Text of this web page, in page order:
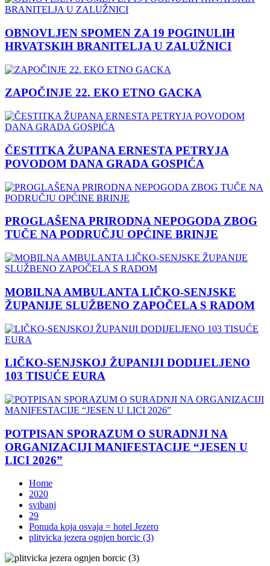
OBNOVLJEN SPOMEN ZA 19 POGINULIH
HRVATSKIH BRANITELJA U ZALUŽNICI
ZAPOČINJE 22. EKO ETNO GACKA
ČESTITKA ŽUPANA ERNESTA PETRYJA
POVODOM DANA GRADA GOSPIĆA
PROGLAŠENA PRIRODNA NEPOGODA ZBOG
TUČE NA PODRUČJU OPĆINE BRINJE
MOBILNA AMBULANTA LIČKO-SENJSKE
ŽUPANIJE SLUŽBENO ZAPOČELA S RADOM
LIČKO-SENJSKOJ ŽUPANIJI DODIJELJENO
103 TISUĆE EURA
POTPISAN SPORAZUM O SURADNJI NA
ORGANIZACIJI MANIFESTACIJE “JESEN U
LICI 2026”
Home
2020
svibanj
29
Ponuda koja osvaja = hotel Jezero
plitvicka jezera ognjen borcic (3)